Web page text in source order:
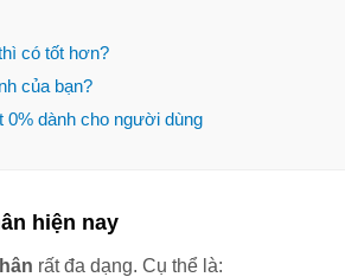
có tốt hơn?
của bạn?
0% dành cho người dùng
hiện nay
rất đa dạng. Cụ thể là: